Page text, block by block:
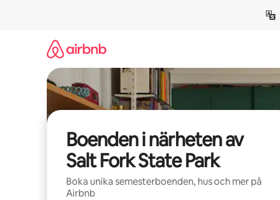
Boenden i närheten av
Salt Fork State Park
Boka unika semesterboenden, hus och mer på
Airbnb